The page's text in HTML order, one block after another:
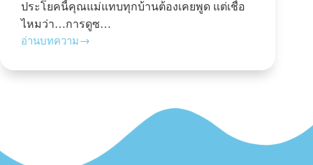
ประโยคนี้คุณแม่แทบทุกบ้านต้องเคยพูด แต่เชื่อ
ไหมว่า…การดูซ…
อ่านบทความ